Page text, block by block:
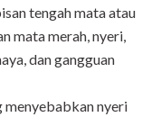
tengah mata atau
mata merah, nyeri,
dan gangguan
menyebabkan nyeri